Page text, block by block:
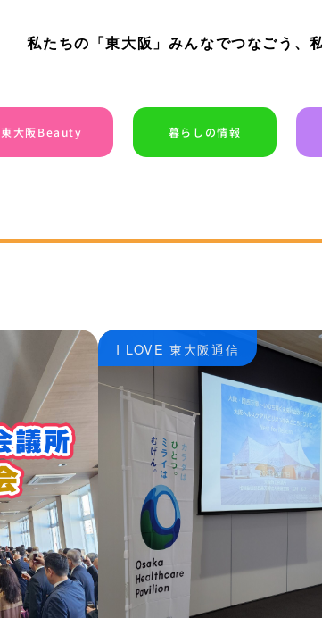
私たちの「東大阪」みんなでつなごう、
東大阪Beauty 暮らしの情報
I LOVE 東大阪通信